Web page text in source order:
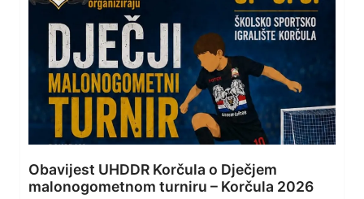
Obavijest UHDDR Korčula o Dječjem
malonogometnom turniru – Korčula 2026